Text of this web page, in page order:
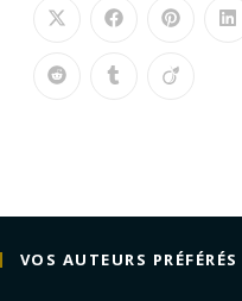
VOS AUTEURS PRÉFÉRÉS